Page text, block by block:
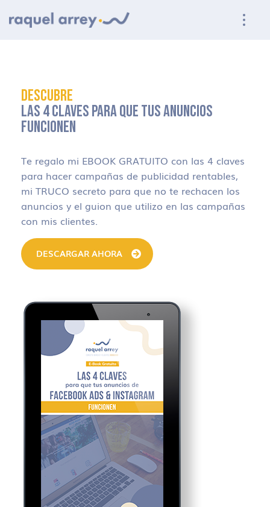
DESCUBRE
LAS 4 CLAVES PARA QUE TUS ANUNCIOS
FUNCIONEN
Te regalo mi EBOOK GRATUITO con las 4 claves
para hacer campañas de publicidad rentables,
mi TRUCO secreto para que no te rechacen los
anuncios y el guion que utilizo en las campañas
con mis clientes.
DESCARGAR AHORA